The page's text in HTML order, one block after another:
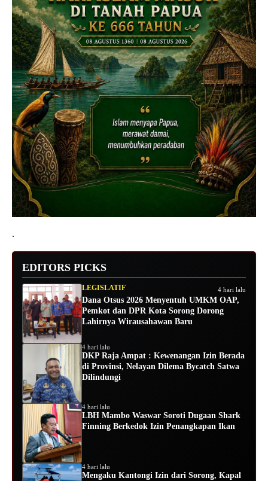
.
EDITORS PICKS
LEGISLATIF 4 hari lalu
Dana Otsus 2026 Menyentuh UMKM OAP,
Pemkot dan DPR Kota Sorong Dorong
Lahirnya Wirausahawan Baru
4 hari lalu
DKP Raja Ampat : Kewenangan Izin Berada
di Provinsi, Nelayan Dilema Bycatch Satwa
Dilindungi
4 hari lalu
LBH Mambo Waswar Soroti Dugaan Shark
Finning Berkedok Izin Penangkapan Ikan
4 hari lalu
Mengaku Kantongi Izin dari Sorong, Kapal